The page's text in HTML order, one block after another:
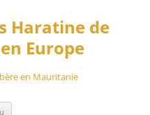
Haratine de
Europe
en Mauritanie